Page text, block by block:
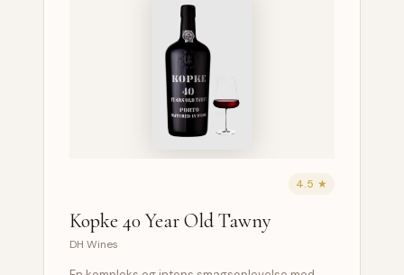
4.5 ★
Kopke 40 Year Old Tawny
DH Wines